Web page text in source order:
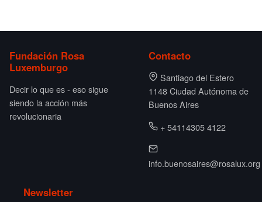
Fundación Rosa
Luxemburgo
Decir lo que es - eso sigue
siendo la acción más
revolucionaria
Contacto
Santiago del Estero
1148 Ciudad Autónoma de
Buenos Aires
+ 54114305 4122
info.buenosaires@rosalux.org
Newsletter